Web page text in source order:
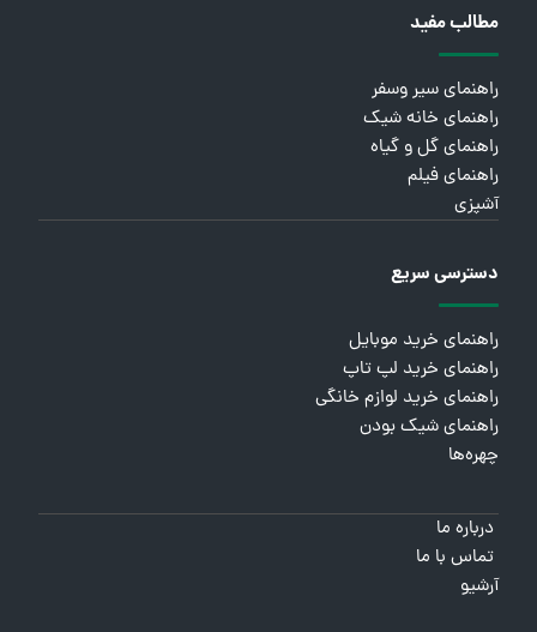
مطالب مفید
راهنمای سیر وسفر
راهنمای خانه شیک
راهنمای گل و گیاه
راهنمای فیلم
آشپزی
دسترسی سریع
راهنمای خرید موبایل
راهنمای خرید لپ تاپ
راهنمای خرید لوازم خانگی
راهنمای شیک بودن
چهره‌ها
درباره ما
تماس با ما
آرشیو